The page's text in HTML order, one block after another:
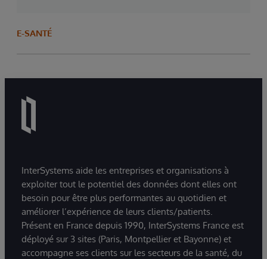
E-SANTÉ
InterSystems aide les entreprises et organisations à
exploiter tout le potentiel des données dont elles ont
besoin pour être plus performantes au quotidien et
améliorer l’expérience de leurs clients/patients.
Présent en France depuis 1990, InterSystems France est
déployé sur 3 sites (Paris, Montpellier et Bayonne) et
accompagne ses clients sur les secteurs de la santé, du